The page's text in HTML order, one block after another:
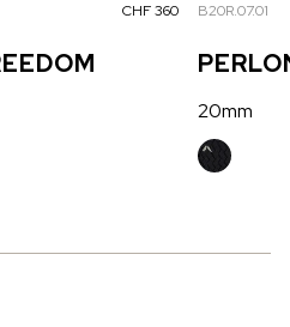
CHF 360 B20R.07.01
20mm